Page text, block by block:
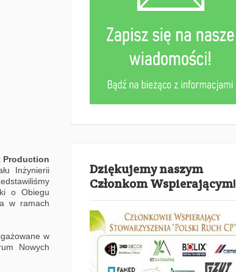
Production
Inżynierii
o Obiegu
w ramach
w
Nowych
Dziękujemy naszym
Członkom Wspierającym!